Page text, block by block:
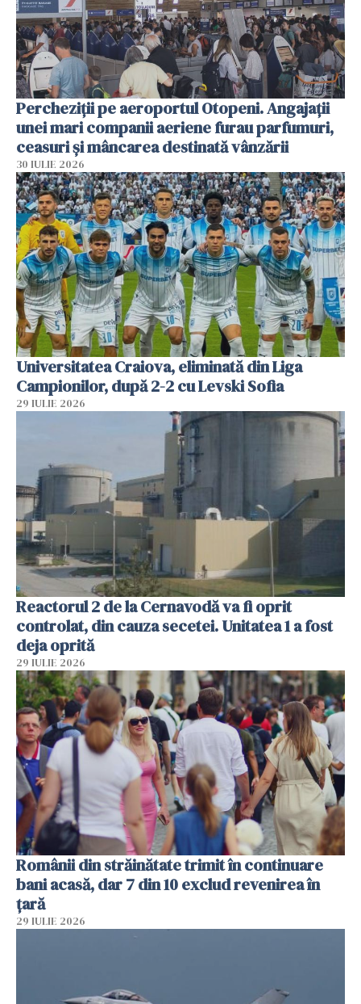
Percheziții pe aeroportul Otopeni. Angajații
unei mari companii aeriene furau parfumuri,
ceasuri și mâncarea destinată vânzării
30 IULIE 2026
Universitatea Craiova, eliminată din Liga
Campionilor, după 2-2 cu Levski Sofia
29 IULIE 2026
Reactorul 2 de la Cernavodă va fi oprit
controlat, din cauza secetei. Unitatea 1 a fost
deja oprită
29 IULIE 2026
Românii din străinătate trimit în continuare
bani acasă, dar 7 din 10 exclud revenirea în
țară
29 IULIE 2026